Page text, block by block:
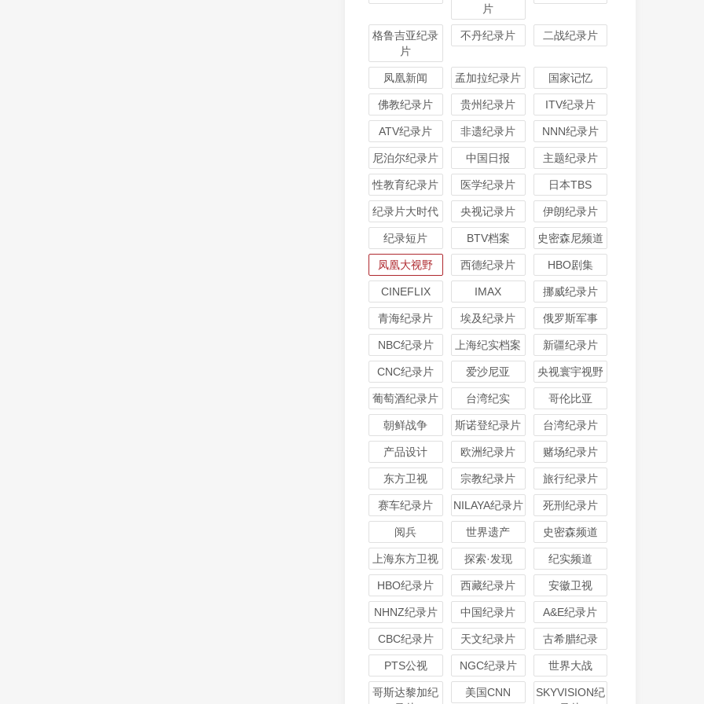
片
格鲁吉亚纪录
片
不丹纪录片 二战纪录片
凤凰新闻 孟加拉纪录片 国家记忆
佛教纪录片 贵州纪录片 ITV纪录片
ATV纪录片 非遗纪录片 NNN纪录片
尼泊尔纪录片 中国日报 主题纪录片
性教育纪录片 医学纪录片 日本TBS
纪录片大时代 央视记录片 伊朗纪录片
纪录短片 BTV档案 史密森尼频道
凤凰大视野 西德纪录片 HBO剧集
CINEFLIX IMAX 挪威纪录片
青海纪录片 埃及纪录片 俄罗斯军事
NBC纪录片 上海纪实档案 新疆纪录片
CNC纪录片 爱沙尼亚 央视寰宇视野
葡萄酒纪录片 台湾纪实 哥伦比亚
朝鲜战争 斯诺登纪录片 台湾纪录片
产品设计 欧洲纪录片 赌场纪录片
东方卫视 宗教纪录片 旅行纪录片
赛车纪录片 NILAYA纪录片 死刑纪录片
阅兵 世界遗产 史密森频道
上海东方卫视 探索·发现 纪实频道
HBO纪录片 西藏纪录片 安徽卫视
NHNZ纪录片 中国纪录片 A&E纪录片
CBC纪录片 天文纪录片 古希腊纪录
PTS公视 NGC纪录片 世界大战
哥斯达黎加纪
美国CNN
SKYVISION纪